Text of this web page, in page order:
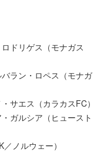
ドリゲス（モナガス
ラン・ロペス（モナガ
サエス（カラカスFC）
ガルシア（ヒュースト
ノルウェー）